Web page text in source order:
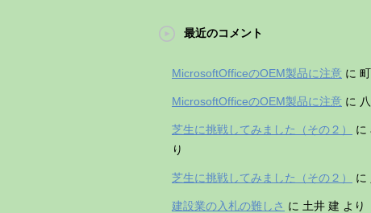
最近のコメント
MicrosoftOfficeのOEM製品に注意 に
MicrosoftOfficeのOEM製品に注意 に
芝生に挑戦してみました（その２） に
り
芝生に挑戦してみました（その２） に
建設業の入札の難しさ に 土井 建 より